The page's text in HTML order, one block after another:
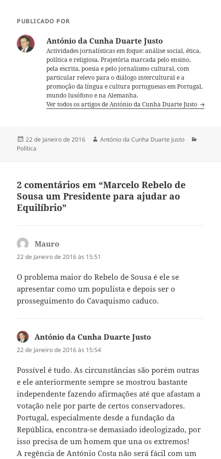
PUBLICADO POR
António da Cunha Duarte Justo
Actividades jornalísticas em foque: análise social, ética,
política e religiosa. Prajetória marcada pelo ensino,
pela escrita, poesia e pelo jornalismo cultural, com
particular relevo para o diálogo intercultural e a
promoção da língua e cultura portuguesas em Portugal,
mundo lusófono e na Alemanha.
Ver todos os artigos de António da Cunha Duarte Justo
Publicado
a
22 de Janeiro de 2016 Autor
António da Cunha Duarte Justo
Política
2 comentários em “Marcelo Rebelo de
Sousa um Presidente para ajudar ao
Equilíbrio”
Mauro
22 de Janeiro de 2016 às 15:51
O problema maior do Rebelo de Sousa é ele se
apresentar como um populista e depois ser o
prosseguimento do Cavaquismo caduco.
António da Cunha Duarte Justo
22 de Janeiro de 2016 às 15:54
Possível é tudo. As circunstâncias são porém outras
e ele anteriormente sempre se mostrou bastante
independente fazendo afirmações até que afastam a
votação nele por parte de certos conservadores.
Portugal, especialmente desde a fundação da
República, encontra-se demasiado ideologizado, por
isso precisa de um homem que una os extremos!
A regência de António Costa não será fácil com um